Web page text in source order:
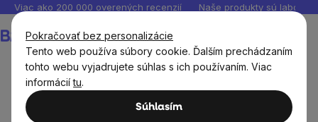
Pokračovať bez personalizácie
Tento web používa súbory cookie. Ďalším prechádzaním
tohto webu vyjadrujete súhlas s ich používaním. Viac
informáciítu.
Súhlasím
Prejsť
obsah
Viac ako 200 000 overených recenzií Naše produkty sú
košík
BrainMax® výživové doplnky
elektrolyty